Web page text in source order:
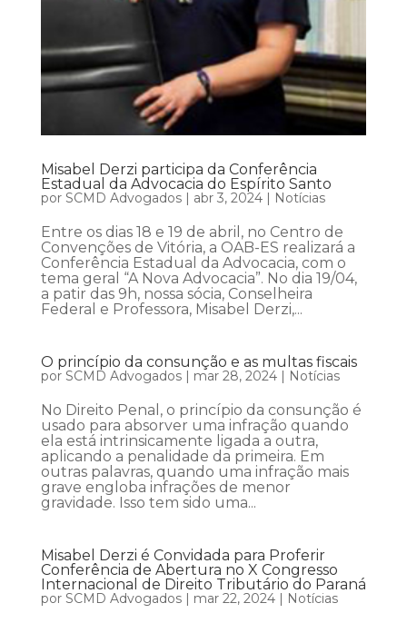
Misabel Derzi participa da Conferência
Estadual da Advocacia do Espírito Santo
por SCMD Advogados| abr 3, 2024| Notícias
Entre os dias 18 e 19 de abril, no Centro de
Convenções de Vitória, a OAB-ES realizará a
Conferência Estadual da Advocacia, com o
tema geral “A Nova Advocacia”. No dia 19/04,
a patir das 9h, nossa sócia, Conselheira
Federal e Professora, Misabel Derzi,...
O princípio da consunção e as multas fiscais
por SCMD Advogados| mar 28, 2024| Notícias
No Direito Penal, o princípio da consunção é
usado para absorver uma infração quando
ela está intrinsicamente ligada a outra,
aplicando a penalidade da primeira. Em
outras palavras, quando uma infração mais
grave engloba infrações de menor
gravidade. Isso tem sido uma...
Misabel Derzi é Convidada para Proferir
Conferência de Abertura no X Congresso
Internacional de Direito Tributário do Paraná
por SCMD Advogados| mar 22, 2024| Notícias